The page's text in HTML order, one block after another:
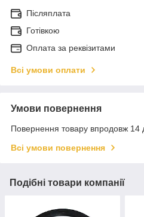
Післяплата
Готівкою
Оплата за реквізитами
Всі умови оплати
Умови повернення
Повернення товару впродовж 14
Всі умови повернення
Подібні товари компанії